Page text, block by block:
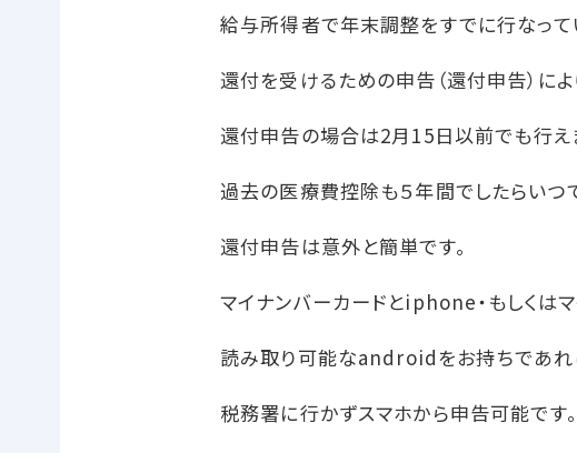
給与所得者で年末調整をすでに行なって
還付を受けるための申告（還付申告）に
還付申告の場合は2月15日以前でも行え
過去の医療費控除も５年間でしたらいつ
還付申告は意外と簡単です。
マイナンバーカードとiphone・もしくは
読み取り可能なandroidをお持ちであ
税務署に行かずスマホから申告可能です。